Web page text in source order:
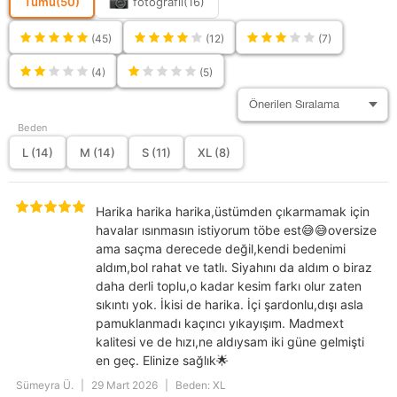
Siluet
Basic
Ortam
Günlük
Sürdürülebilirlik
Detayı
Hayır
Cep Sayısı
1
Koleksiyon
Basic
Kol Tipi
Düz Oversize
Dokuma
Sokak Stili
Kalın
Kumaş/İplik Özellik
3 İplik Şardonlu
Günlük
(45) (12) (7)
(4) (5)
Beden
L (14) M (14) S (11) XL (8)
Harika harika harika,üstümden çıkarmamak için
havalar ısınmasın istiyorum töbe est😅😅oversize
ama saçma derecede değil,kendi bedenimi
aldım,bol rahat ve tatlı. Siyahını da aldım o biraz
daha derli toplu,o kadar kesim farkı olur zaten
sıkıntı yok. İkisi de harika. İçi şardonlu,dışı asla
pamuklanmadı kaçıncı yıkayışım. Madmext
kalitesi ve de hızı,ne aldıysam iki güne gelmişti
en geç. Elinize sağlık🌟
Sümeyra Ü. 29 Mart 2026 Beden: XL